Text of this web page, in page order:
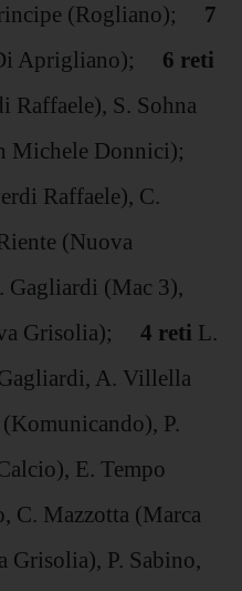
(Rogliano); 7
Aprigliano); 6 reti
Raffaele), S. Sohna
Michele Donnici);
Raffaele), C.
(Nuova
Gagliardi (Mac 3),
Grisolia); 4 reti L.
A. Villella
P.
E. Tempo
C. Mazzotta (Marca
Grisolia), P. Sabino,